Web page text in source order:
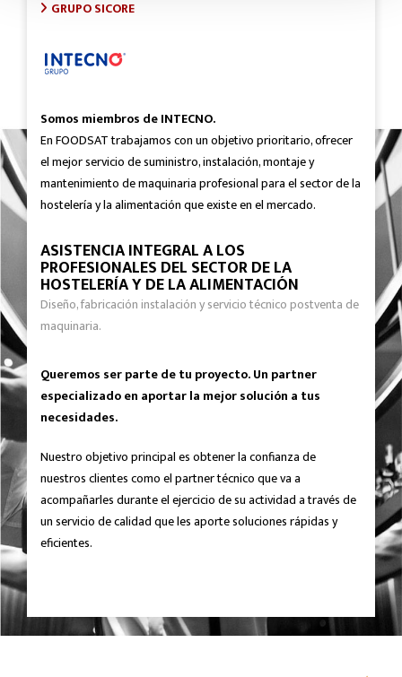
GRUPO SICORE
Somos miembros de INTECNO.
En FOODSAT trabajamos con un objetivo prioritario, ofrecer
el mejor servicio de suministro, instalación, montaje y
mantenimiento de maquinaria profesional para el sector de la
hostelería y la alimentación que existe en el mercado.
ASISTENCIA INTEGRAL A LOS
PROFESIONALES DEL SECTOR DE LA
HOSTELERÍA Y DE LA ALIMENTACIÓN
Diseño, fabricación instalación y servicio técnico postventa de
maquinaria.
Queremos ser parte de tu proyecto. Un partner
especializado en aportar la mejor solución a tus
necesidades.
Nuestro objetivo principal es obtener la confianza de
nuestros clientes como el partner técnico que va a
acompañarles durante el ejercicio de su actividad a través de
un servicio de calidad que les aporte soluciones rápidas y
eficientes.